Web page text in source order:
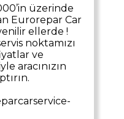
üzerinde
Eurorepar Car
ellerde !
noktamızı
ve
aracınızın